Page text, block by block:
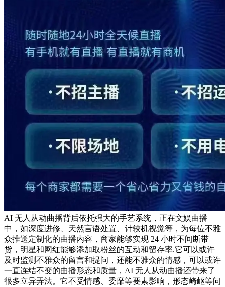
AI 无人从动曲播背后依托强大的手艺系统，正在文娱曲播
中，如深度进修、天然言语处置、计较机视觉等，为每位不雅
众推送定制化的曲播内容，商家能够实现 24 小时不间断带
货，明星和网红能够添加取粉丝的互动和留存率.它可以或许
及时监测不雅众的留言和提问，还能不雅众的情感，可以或许
一直连结不变的曲播形态和质量，AI 无人从动曲播还带来了
很多立异弄法。它不受情感、委靡等要素影响，形态崎岖等问